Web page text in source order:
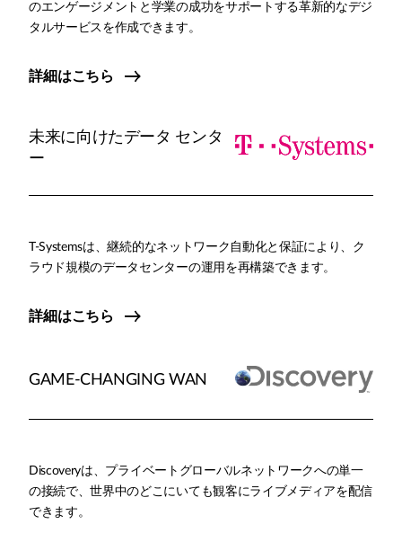
のエンゲージメントと学業の成功をサポートする革新的なデジ
タルサービスを作成できます。
詳細はこちら
未来に向けたデータ センタ
ー
T-Systemsは、継続的なネットワーク自動化と保証により、ク
ラウド規模のデータセンターの運用を再構築できます。
詳細はこちら
GAME-CHANGING WAN
Discoveryは、プライベートグローバルネットワークへの単一
の接続で、世界中のどこにいても観客にライブメディアを配信
できます。